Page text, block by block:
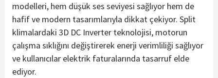
modelleri, hem düşük ses seviyesi sağlıyor hem de
hafif ve modern tasarımlarıyla dikkat çekiyor. Split
klimalardaki 3D DC Inverter teknolojisi, motorun
çalışma sıklığını değiştirerek enerji verimliliği sağlıyor
ve kullanıcılar elektrik faturalarında tasarruf elde
ediyor.